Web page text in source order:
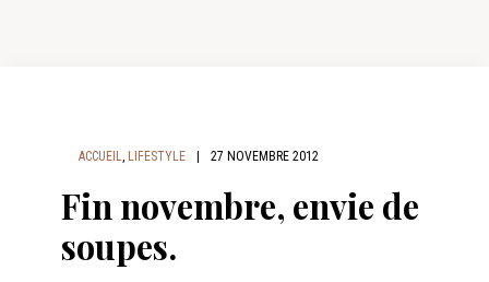
ACCUEIL, LIFESTYLE 27 NOVEMBRE 2012
Fin novembre, envie de
soupes.